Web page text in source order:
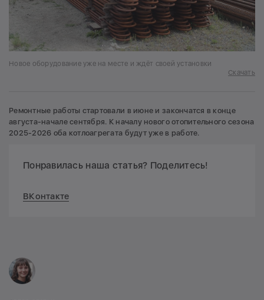
Новое оборудование уже на месте и ждёт своей установки
Скачать
Ремонтные работы стартовали в июне и закончатся в конце
августа-начале сентября. К началу нового отопительного сезона
2025-2026 оба котлоагрегата будут уже в работе.
Понравилась наша статья? Поделитесь!
ВКонтакте